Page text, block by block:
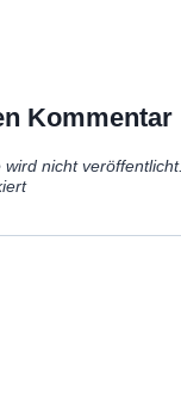
Kommentar
nicht veröffentlicht.